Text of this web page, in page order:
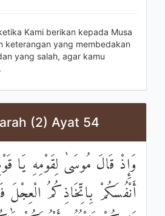
Kami berikan kepada Musa
keterangan yang membedakan
yang salah, agar kamu
(2) Ayat 54
وَإِذْ قَالَ مُوسَىٰ لِقَوْمِهِ يَا
أَنْفُسَكُمْ بِاتِّخَاذِكُمُ الْعِجْلَ